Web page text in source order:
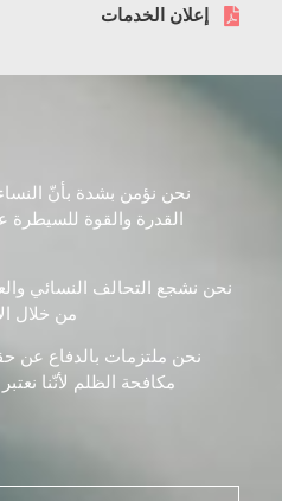
إعلان الخدمات
نحن نؤمن بشدة بأنّ
القدرة والقوة للسيطرة
نحن نشجع التحالف النسائي
من خلال
نحن ملتزمات بالدفاع عن
مكافحة الظلم لأنّنا